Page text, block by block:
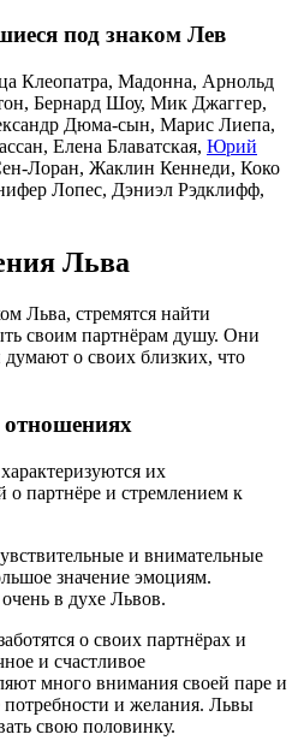
под знаком Лев
Клеопатра, Мадонна, Арнольд
Бернард Шоу, Мик Джаггер,
Дюма-сын, Марис Лиепа,
Елена Блаватская, Юрий
Лоран, Жаклин Кеннеди, Коко
Лопес, Дэниэл Рэдклифф,
Льва
Льва, стремятся найти
своим партнёрам душу. Они
о своих близких, что
их
о партнёре и стремлением к
и внимательные
значение эмоциям.
в духе Львов.
о своих партнёрах и
и счастливое
много внимания своей паре и
потребности и желания. Львы
свою половинку.